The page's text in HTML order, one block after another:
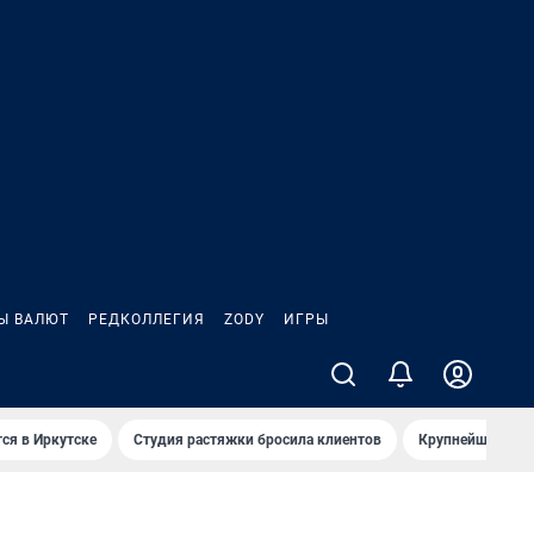
ВАЛЮТ РЕДКОЛЛЕГИЯ ZODY ИГРЫ
в Иркутске Студия растяжки бросила клиентов Крупнейшие